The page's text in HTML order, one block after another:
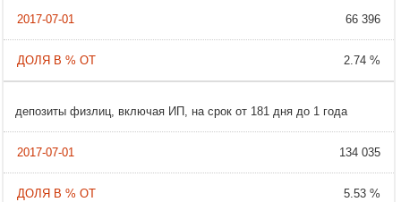
66 396
2.74 %
депозиты физлиц, включая ИП, на срок от 181 дня до 1 года
134 035
5.53 %